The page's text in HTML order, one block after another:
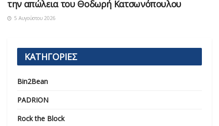
την απώλεια του Θοδωρή Κατσωνόπουλου
5 Αυγούστου 2026
ΚΑΤΗΓΟΡΙΕΣ
Bin2Bean
PADRION
Rock the Block